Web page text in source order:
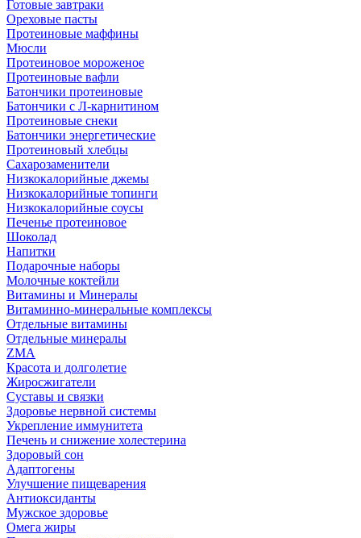
Готовые завтраки
Ореховые пасты
Протеиновые маффины
Мюсли
Протеиновое мороженое
Протеиновые вафли
Батончики протеиновые
Батончики с Л-карнитином
Протеиновые снеки
Батончики энергетические
Протеиновый хлебцы
Сахарозаменители
Низкокалорийные джемы
Низкокалорийные топинги
Низкокалорийные соусы
Печенье протеиновое
Шоколад
Напитки
Подарочные наборы
Молочные коктейли
Витамины и Минералы
Витаминно-минеральные комплексы
Отдельные витамины
Отдельные минералы
ZMA
Красота и долголетие
Жиросжигатели
Суставы и связки
Здоровье нервной системы
Укрепление иммунитета
Печень и снижение холестерина
Здоровый сон
Адаптогены
Улучшение пищеварения
Антиоксиданты
Мужское здоровье
Омега жиры